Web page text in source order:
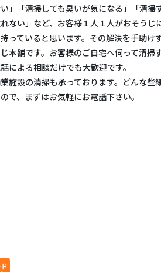
」「清掃しても臭いが気になる」「清掃
ない」など、お客様１人１人がおそうじ
っていると思います。その解決を手助け
本舗です。お客様のご自宅へ伺って清掃
による相談だけでも大歓迎です。
施設の清掃も承っております。どんな些
で、まずはお気軽にお電話下さい。